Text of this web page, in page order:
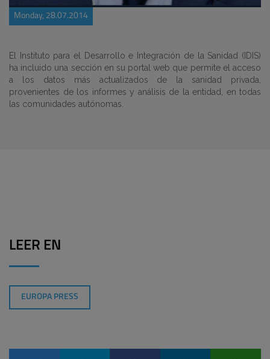
Monday, 28.07.2014
El Instituto para el Desarrollo e Integración de la Sanidad (IDIS)
ha incluido una sección en su portal web que permite el acceso
a los datos más actualizados de la sanidad privada,
provenientes de los informes y análisis de la entidad, en todas
las comunidades autónomas.
LEER EN
EUROPA PRESS